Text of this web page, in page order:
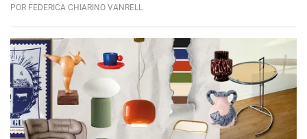
POR FEDERICA CHIARINO VANRELL